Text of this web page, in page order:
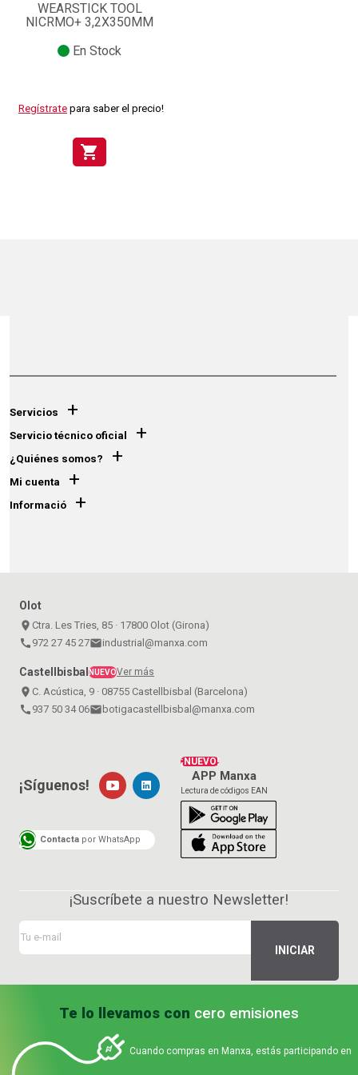
WEARSTICK TOOL
NICRMO+ 3,2X350MM
En Stock
Regístrate para saber el precio!
shopping_cart
Servicios +
Servicio técnico oficial +
¿Quiénes somos? +
Mi cuenta +
Informació +
Olot
place Ctra. Les Tries, 85 · 17800 Olot (Girona)
call 972 27 45 27emailindustrial@manxa.com
Castellbisbal NUEVOVer más
place C. Acústica, 9 · 08755 Castellbisbal (Barcelona)
call 937 50 34 06email botigacastellbisbal@manxa.com
¡NUEVO!
APP Manxa
Lectura de códigos EAN
¡Síguenos!
Contacta por WhatsApp
¡Suscríbete a nuestro Newsletter!
Te lo llevamos con cero emisiones
Cuando compras en Manxa, estás participando en